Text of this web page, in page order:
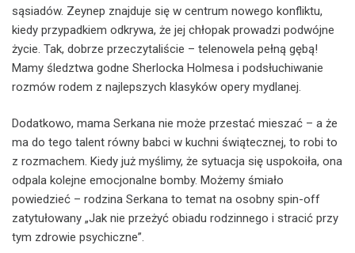
sąsiadów. Zeynep znajduje się w centrum nowego konfliktu,
kiedy przypadkiem odkrywa, że jej chłopak prowadzi podwójne
życie. Tak, dobrze przeczytaliście – telenowela pełną gębą!
Mamy śledztwa godne Sherlocka Holmesa i podsłuchiwanie
rozmów rodem z najlepszych klasyków opery mydlanej.
Dodatkowo, mama Serkana nie może przestać mieszać – a że
ma do tego talent równy babci w kuchni świątecznej, to robi to
z rozmachem. Kiedy już myślimy, że sytuacja się uspokoiła, ona
odpala kolejne emocjonalne bomby. Możemy śmiało
powiedzieć – rodzina Serkana to temat na osobny spin-off
zatytułowany „Jak nie przeżyć obiadu rodzinnego i stracić przy
tym zdrowie psychiczne”.